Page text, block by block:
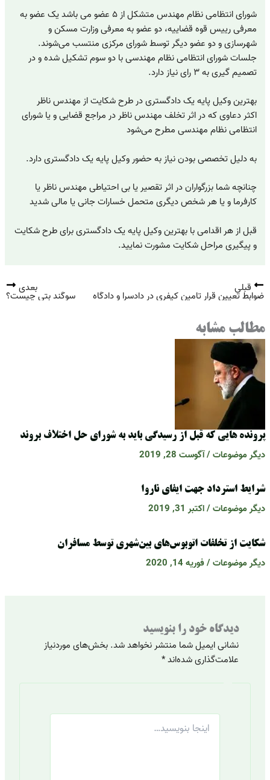
شورای انتظامی نظام مهندس متشکل از ۵ عضو می باشد یک عضو به
معرفی رییس قوه قضاییه، دو عضو به معرفی وزارت مسکن و
شهرسازی و دو عضو دیگر توسط شورای مرکزی منتسب می‌شوند.
جلسات شورای انتظامی نظام مهندسی با دو سوم تشکیل شده و در
تصمیم گیری به ۳ رای نیاز دارد.
بهترین وکیل پایه یک دادگستری در طرح شکایت از مهندس ناظر
اکثر دعاوی که در اثر تخلف مهندس ناظر در مراجع قضایی و یا شورای
انتظامی نظام مهندسی مطرح می‌شود
به دلیل تخصصی بودن نیاز به حضور وکیل پایه یک دادگستری دارد.
چنانچه شما بزرگواران در اثر تقصیر یا بی احتیاطی مهندس ناظر یا
کارفرما و یا هر شخص دیگری متحمل خسارات جانی یا مالی شدید
قبل از هر اقدامی با بهترین وکیل پایه یک دادگستری برای طرح شکایت
و پیگیری مراحل شکایت مشورت نمایید.
قبلی
ضوابط تعیین قرار تامین کیفری در دادسرا و دادگاه
بعدی
سوگند بتی چیست؟
مطالب مشابه
پرونده هایی که قبل از رسیدگی باید به شورای حل اختلاف بروند
دیگر موضوعات/آگوست 28, 2019
شرایط استرداد جهت ایفای ناروا
دیگر موضوعات/اکتبر 31, 2019
شکایت از تخلفات اتوبوس‌های بین‌شهری توسط مسافران
دیگر موضوعات/فوریه 14, 2020
دیدگاه‌ خود را بنویسید
نشانی ایمیل شما منتشر نخواهد شد. بخش‌های موردنیاز
علامت‌گذاری شده‌اند*
اینجا
بنویسید…